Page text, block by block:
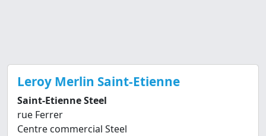
Leroy Merlin Saint-Etienne
Saint-Etienne Steel
rue Ferrer
Centre commercial Steel